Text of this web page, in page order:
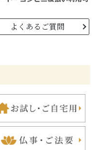
よくあるご質問